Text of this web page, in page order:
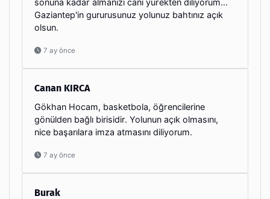
sonuna kadar almanızı cani yürekten diliyorum...
Gaziantep'in gururusunuz yolunuz bahtınız açık
olsun.
7 ay önce
Canan KIRCA
Gökhan Hocam, basketbola, öğrencilerine
gönülden bağlı birisidir. Yolunun açık olmasını,
nice başarılara imza atmasını diliyorum.
7 ay önce
Burak